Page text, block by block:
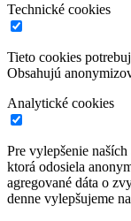
Technické cookies
Tieto cookies
Obsahujú
Analytické cookies
Pre vylepšenie
ktorá odosiela
agregované dáta o
denne vylepšujeme